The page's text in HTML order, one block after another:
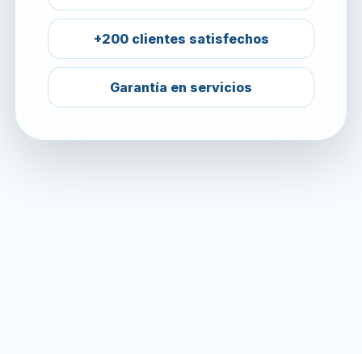
+200 clientes satisfechos
Garantía en servicios